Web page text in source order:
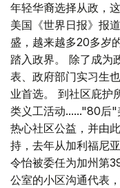
年轻华裔选择从政，
美国《世界日报》报
盛，越来越多20多岁
踏入政界。 除了成为
表、政府部门实习生
业首选。 到社区庇护
类义工活动......"80后
热心社区公益，并由
持，去年从加利福尼
令怡被委任为加州第
公室的小区沟通代表